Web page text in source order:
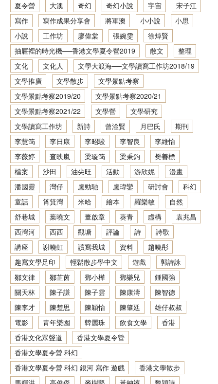
夏令營
大澳 奇幻 奇幻小說 宇宙
宋子江
寫作
寫作成果分享會 將軍澳 小小說
小思
小說
工作坊 廖偉棠 張婉雯
徐焯賢
抽屜裡的時光機──香港文學夏令營2019
散文
整理
文化
文化人
文學大渡海──文學讀寫工作坊2018/19
文學推廣
文學散步
文學景點考察
文學景點考察2019/20
文學景點考察2020/21
文學景點考察2021/22
文學營
文學研究
文學讀寫工作坊
新詩 曾淦賢 月巴氏
期刊
李慧筠
李日康 李昭駿 李智良
李維怡
李薇婷
查映嵐 梁璇筠 梁秉鈞
樊善標
檔案
沙田 油尖旺 活動 游欣妮
漫畫
潘國靈
灣仔 盧勁馳 盧瑋鑾 研討會
科幻
童話
筲箕灣 米哈 繪本 羅樂敏
自然
舒巷城
葉曉文 董啟章 葵青 虛構
袁兆昌
西灣河
西西 觀塘 評論 詩
詩歌
講座
謝曉虹 讀寫我城 資料
趙曉彤
趣寫文學足印
輕鬆散步學中文 遊戲
郭詩詠
鄒文律
鄒芷茵 鄧小樺 鄧樂兒
鍾國強
關天林
陳子謙 陳子雲 陳康濤
陳智德
陳李才
陳楚思 陳穎怡 陳肇廷
雄仔叔叔
電影
青年樂園 韓麗珠 飲食文學
香港
香港文化眾聲道
香港文學夏令營
香港文學夏令營 科幻
香港文學夏令營 科幻 銀河 寫作 遊戲
香港文學散步